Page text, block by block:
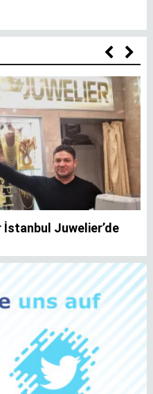
İstanbul Juwelier’de